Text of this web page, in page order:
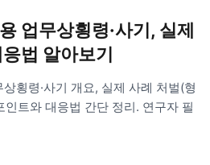
업무상횡령·사기, 실제
법 알아보기
횡령·사기 개요, 실제 사례 처벌(형
인트와 대응법 간단 정리. 연구자 필